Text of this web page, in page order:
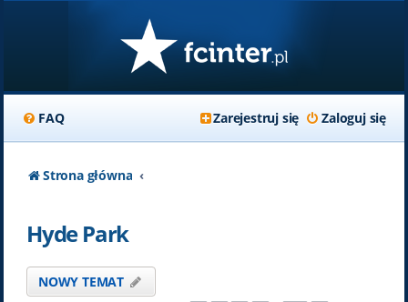
FAQ Zaloguj się
Zarejestruj się
Strona główna
Hyde Park
NOWY TEMAT